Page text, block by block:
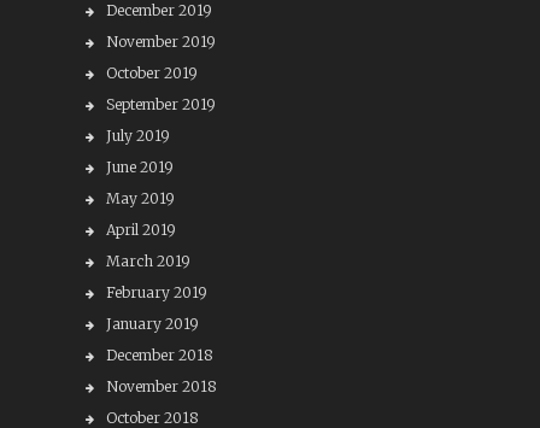
December 2019
November 2019
October 2019
September 2019
July 2019
June 2019
May 2019
April 2019
March 2019
February 2019
January 2019
December 2018
November 2018
October 2018